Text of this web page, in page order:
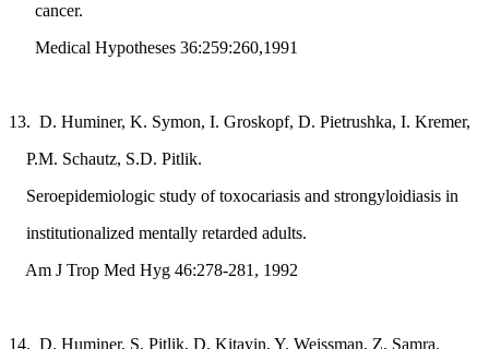
cancer.
Medical Hypotheses 36:259:260,1991
13. D. Huminer, K. Symon, I. Groskopf, D. Pietrushka, I. Kremer,
P.M. Schautz, S.D. Pitlik.
Seroepidemiologic study of toxocariasis and strongyloidiasis in
institutionalized mentally retarded adults.
Am J Trop Med Hyg 46:278-281, 1992
14. D. Huminer, S. Pitlik, D, Kitayin, Y. Weissman, Z. Samra.